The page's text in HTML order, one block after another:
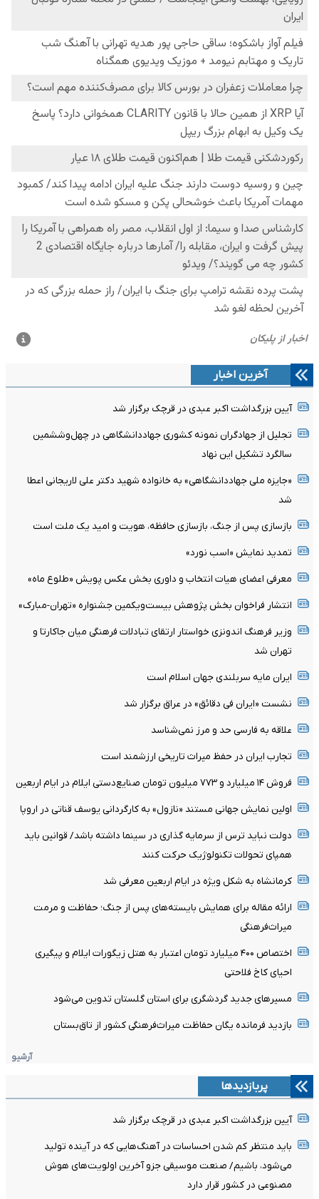
آخرین اخبار
آیین بزرگداشت اکبر عبدی در قرچک برگزار شد
تجلیل از جهادگران نمونه کشوری جهاددانشگاهی در چهل‌وششمین
سالگرد تشکیل این نهاد
«جایزه ملی جهاددانشگاهی» به خانواده شهید دکتر علی لاریجانی اعطا
شد
بازسازی پس از جنگ، بازسازی حافظه، هویت و امید یک ملت است
تمدید نمایش «اسب نورد»
معرفی اعضای هیات انتخاب و داوری بخش عکس پویش «طلوع ماه»
انتشار فراخوان بخش پژوهش بیست‌ویکمین جشنواره «تهران-مبارک»
وزیر فرهنگ اندونزی خواستار ارتقای تبادلات فرهنگی میان جاکارتا و
تهران شد
ایران مایه سربلندی جهان اسلام است
نشست «ایران فی دقائق» در عراق برگزار شد
علاقه به فارسی حد و مرز نمی‌شناسد
تجارب ایران در حفظ میراث تاریخی ارزشمند است
فروش ۱۴ میلیارد و ۷۷۳ میلیون تومان صنایع‌دستی ایلام در ایام اربعین
اولین نمایش جهانی مستند «نازول» به کارگردانی یوسف قناتی در اروپا
دولت نباید ترس از سرمایه گذاری در سینما داشته باشد/ قوانین باید
همپای تحولات تکنولوژیک حرکت کنند
کرمانشاه به شکل ویژه در ایام اربعین معرفی شد
ارائه مقاله برای همایش بایسته‌های پس از جنگ؛ حفاظت و مرمت
میراث‌فرهنگی
اختصاص ۴۰۰ میلیارد تومان اعتبار به هتل زیگورات ایلام و پیگیری
احیای کاخ فلاحتی
مسیرهای جدید گردشگری برای استان گلستان تدوین می‌شود
بازدید فرمانده یگان حفاظت میراث‌فرهنگی کشور از تاق‌بستان
آرشیو
پربازدیدها
آیین بزرگداشت اکبر عبدی در قرچک برگزار شد
باید منتظر کم شدن احساسات در آهنگ‌هایی که در آینده تولید
می‌شود، باشیم/ صنعت موسیقی جزو آخرین اولویت‌های هوش
مصنوعی در کشور قرار دارد